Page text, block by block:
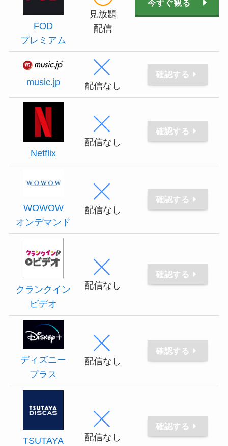
FOD
プレミアム
見放題
配信
今すぐ観る
music.jp 配信なし
確認する
Netflix
配信なし
確認する
WOWOW
オンデマンド
配信なし
確認する
クランクイン
ビデオ
配信なし
確認する
ディズニー
プラス
配信なし
確認する
TSUTAYA
配信なし
確認する